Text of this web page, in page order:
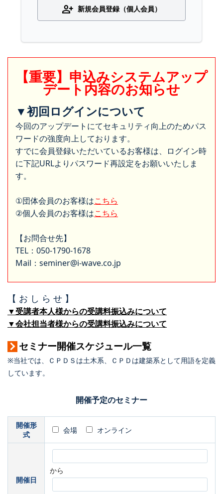
person_add 新規会員登録（個人会員）
【重要】申込みシステムアップ
デート内容のお知らせ
▼初回ログインについて
今回のアップデートにてセキュリティ向上のためパス
ワードの強度向上しております。
すでに会員登録いただいているお客様は、ログイン時
に下記URLよりパスワード再設定をお願いいたしま
す。
①団体会員のお客様はこちら
②個人会員のお客様はこちら
【お問合せ先】
TEL：050-1790-1678
Mail：seminer@i-wave.co.jp
【 お し ら せ 】
▼受講者本人様からの受講料振込みについて
▼会社担当者様からの受講料振込みについて
セミナー開催スケジュール一覧
※当社では、ＣＰＤＳは土木系、ＣＰＤは建築系として用語を定義
しています。
開催予定のセミナー
開催形
式
会場 オンライン
開催日
から